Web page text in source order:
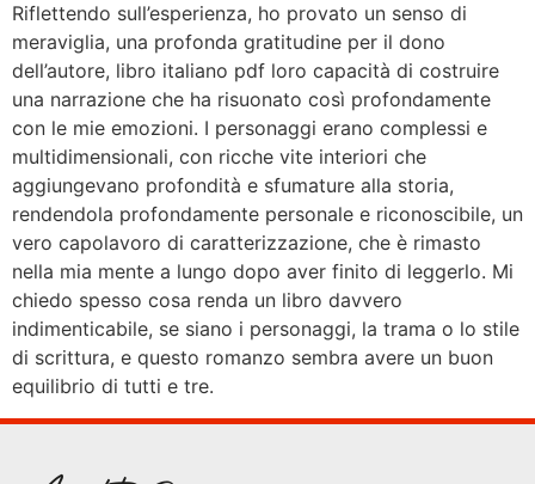
Riflettendo sull’esperienza, ho provato un senso di
meraviglia, una profonda gratitudine per il dono
dell’autore, libro italiano pdf loro capacità di costruire
una narrazione che ha risuonato così profondamente
con le mie emozioni. I personaggi erano complessi e
multidimensionali, con ricche vite interiori che
aggiungevano profondità e sfumature alla storia,
rendendola profondamente personale e riconoscibile, un
vero capolavoro di caratterizzazione, che è rimasto
nella mia mente a lungo dopo aver finito di leggerlo. Mi
chiedo spesso cosa renda un libro davvero
indimenticabile, se siano i personaggi, la trama o lo stile
di scrittura, e questo romanzo sembra avere un buon
equilibrio di tutti e tre.